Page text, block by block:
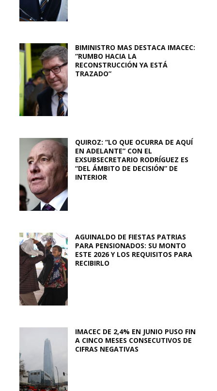
BIMINISTRO MAS DESTACA IMACEC:
“RUMBO HACIA LA
RECONSTRUCCIÓN YA ESTÁ
TRAZADO”
QUIROZ: “LO QUE OCURRA DE AQUÍ
EN ADELANTE” CON EL
EXSUBSECRETARIO RODRÍGUEZ ES
“DEL ÁMBITO DE DECISIÓN” DE
INTERIOR
AGUINALDO DE FIESTAS PATRIAS
PARA PENSIONADOS: SU MONTO
ESTE 2026 Y LOS REQUISITOS PARA
RECIBIRLO
IMACEC DE 2,4% EN JUNIO PUSO FIN
A CINCO MESES CONSECUTIVOS DE
CIFRAS NEGATIVAS